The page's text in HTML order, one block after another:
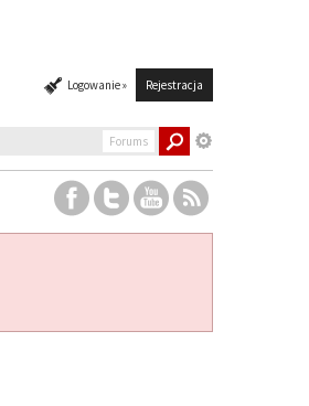
Logowanie » Rejestracja
Forums